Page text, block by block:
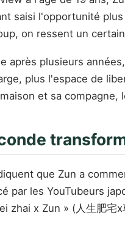
saisi l'opportunité
on ressent un
après plusieurs
plus l'espace de
et sa
que Zun a
par les YouTubeurs
zhai x Zun » (人生肥